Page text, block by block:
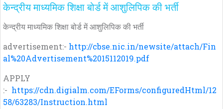
केन्द्रीय माध्यमिक शिक्षा बोर्ड में आशुलिपिक की भर्ती
केन्द्रीय माध्यमिक शिक्षा बोर्ड में आशुलिपिक की भर्ती
advertisement:- http://cbse.nic.in/newsite/attach/Fin
al%20Advertisement%2015112019.pdf
APPLY
:- https://cdn.digialm.com/EForms/configuredHtml/12
58/63283/Instruction.html